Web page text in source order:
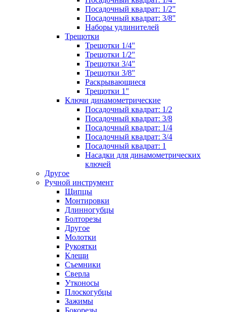
Посадочный квадрат: 1/2"
Посадочный квадрат: 3/8"
Наборы удлинителей
Трещотки
Трещотки 1/4"
Трещотки 1/2"
Трещотки 3/4"
Трещотки 3/8"
Раскрывающиеся
Трещотки 1"
Ключи динамометрические
Посадочный квадрат: 1/2
Посадочный квадрат: 3/8
Посадочный квадрат: 1/4
Посадочный квадрат: 3/4
Посадочный квадрат: 1
Насадки для динамометрических
ключей
Другое
Ручной инструмент
Щипцы
Монтировки
Длинногубцы
Болторезы
Другое
Молотки
Рукоятки
Клещи
Съемники
Сверла
Утконосы
Плоскогубцы
Зажимы
Бокорезы